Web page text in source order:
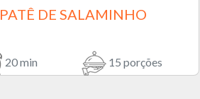
PATÊ DE SALAMINHO
20 min 15 porções